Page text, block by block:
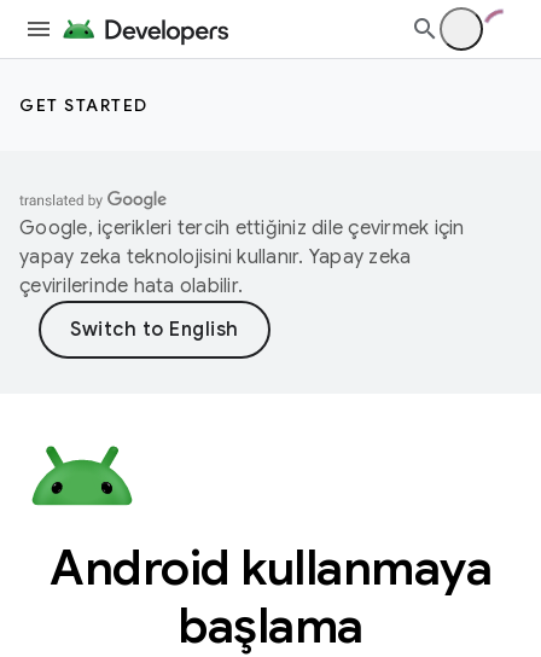
GET STARTED
Google, içerikleri tercih ettiğiniz dile çevirmek için
yapay zeka teknolojisini kullanır. Yapay zeka
çevirilerinde hata olabilir.
Android kullanmaya
başlama